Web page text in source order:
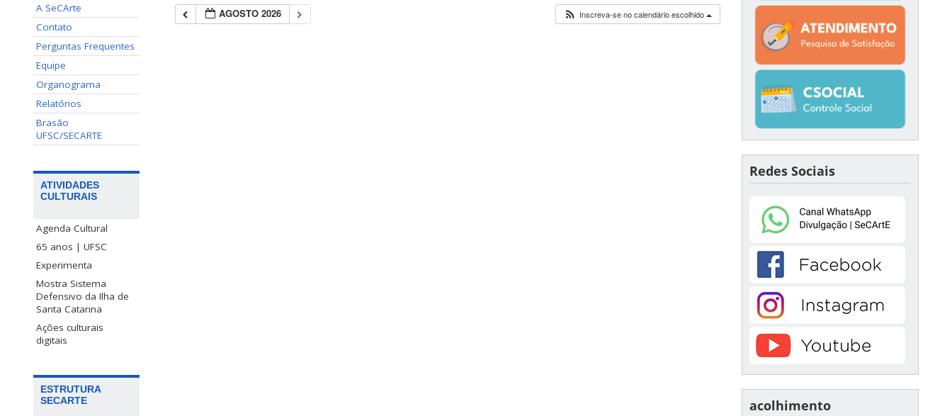
A SeCArte
Contato
Perguntas Frequentes
Equipe
Organograma
Relatórios
Brasão
UFSC/SECARTE
ATIVIDADES
CULTURAIS
Agenda Cultural
65 anos | UFSC
Experimenta
Mostra Sistema
Defensivo da Ilha de
Santa Catarina
Ações culturais
digitais
ESTRUTURA
SECARTE
AGOSTO 2026 Inscreva-se no calendário escolhido
Redes Sociais
acolhimento